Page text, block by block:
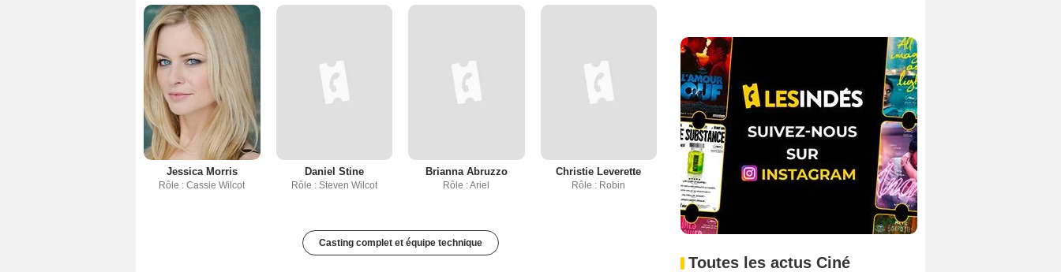
Jessica Morris
Rôle : Cassie Wilcot
Daniel Stine
Rôle : Steven Wilcot
Brianna Abruzzo
Rôle : Ariel
Christie Leverette
Rôle : Robin
Casting complet et équipe technique
Toutes les actus Ciné